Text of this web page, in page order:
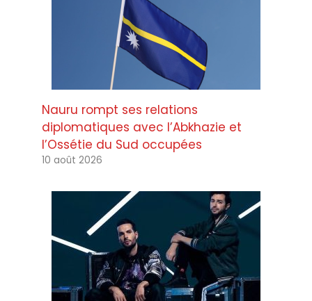
Nauru rompt ses relations
diplomatiques avec l’Abkhazie et
l’Ossétie du Sud occupées
10 août 2026